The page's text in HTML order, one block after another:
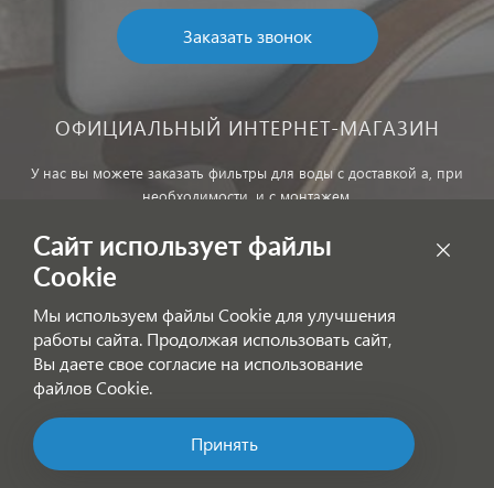
Заказать звонок
ОФИЦИАЛЬНЫЙ ИНТЕРНЕТ-МАГАЗИН
У нас вы можете заказать фильтры для воды с доставкой а, при
необходимости, и с монтажем.
офертой!
Согласие на получение информационных рассылок
Позвоните нам!
Сайт использует файлы
Cookie
Мы используем файлы Cookie для улучшения
работы сайта. Продолжая использовать сайт,
Вы даете свое согласие на использование
файлов Cookie.
Принять